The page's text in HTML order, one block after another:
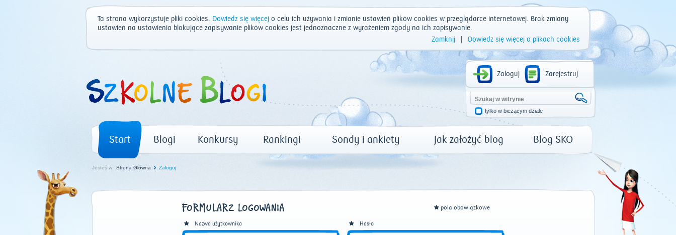
Ta strona wykorzystuje pliki cookies. Dowiedz się więcejo celu ich używania i zmianie ustawień plików cookies w przeglądarce internetowej. Brak zmiany
ustawień na ustawienia blokujące zapisywanie plików cookies jest jednoznaczne z wyrażeniem zgody na ich zapisywanie.
Zamknij
Dowiedz się więcej o plikach cookies
Zaloguj Zarejestruj
tylko w bieżącym dziale
Start Blogi Konkursy Rankingi Sondy i ankiety Jak założyć blog Blog SKO
Jesteś w: Strona Główna Zaloguj
pola obowiązkowe
FORMULARZ LOGOWANIA
Nazwa użytkownika Hasło